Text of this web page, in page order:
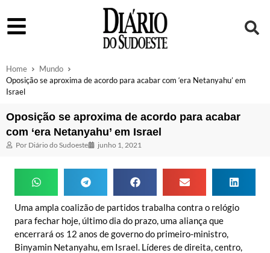
Home
Mundo
Oposição se aproxima de acordo para acabar com ‘era Netanyahu’ em
Israel
Oposição se aproxima de acordo para acabar
com ‘era Netanyahu’ em Israel
Por Diário do Sudoeste junho 1, 2021
Uma ampla coalizão de partidos trabalha contra o relógio
para fechar hoje, último dia do prazo, uma aliança que
encerrará os 12 anos de governo do primeiro-ministro,
Binyamin Netanyahu, em Israel. Líderes de direita, centro,